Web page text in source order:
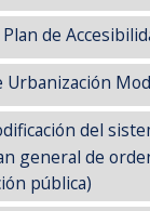
de
Urbanización
del
general de
pública)